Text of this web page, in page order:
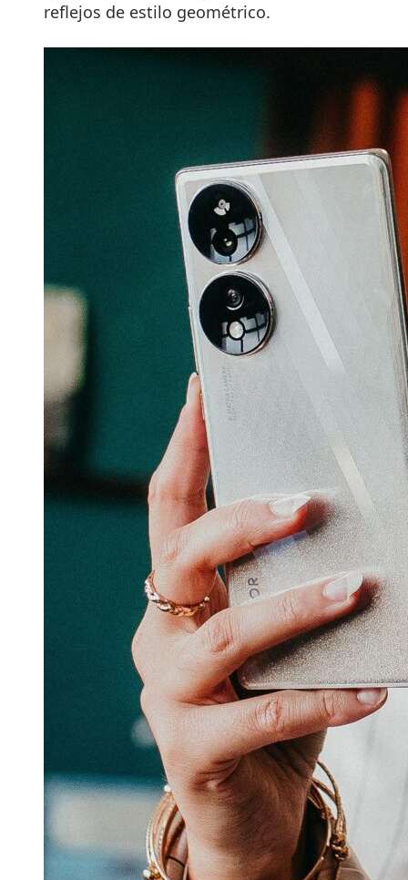
reflejos de estilo geométrico.